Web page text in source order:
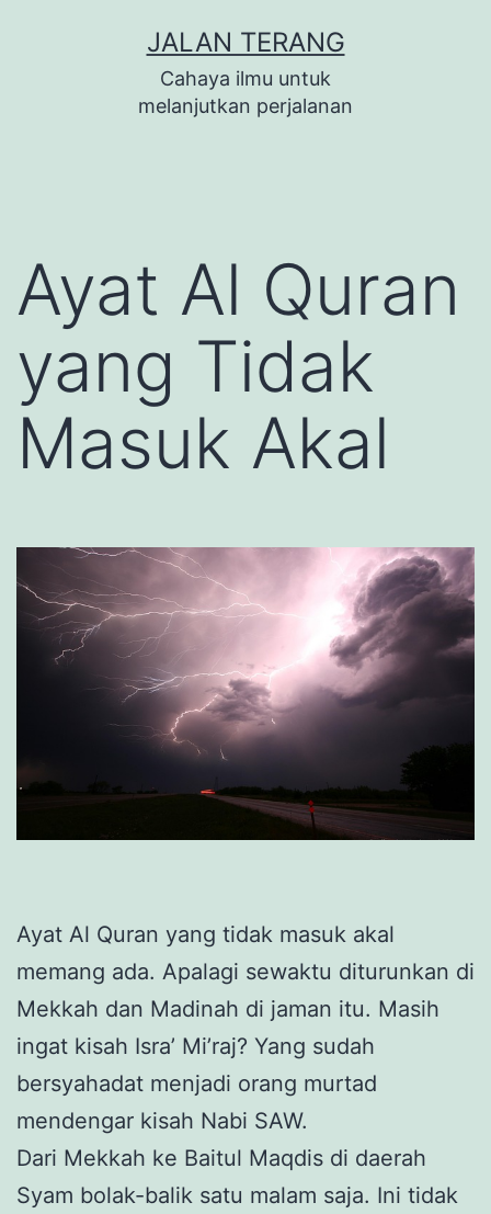
JALAN TERANG
Cahaya ilmu untuk
melanjutkan perjalanan
Ayat Al Quran
yang Tidak
Masuk Akal
Ayat Al Quran yang tidak masuk akal
memang ada. Apalagi sewaktu diturunkan di
Mekkah dan Madinah di jaman itu. Masih
ingat kisah Isra’ Mi’raj? Yang sudah
bersyahadat menjadi orang murtad
mendengar kisah Nabi SAW.
Dari Mekkah ke Baitul Maqdis di daerah
Syam bolak-balik satu malam saja. Ini tidak